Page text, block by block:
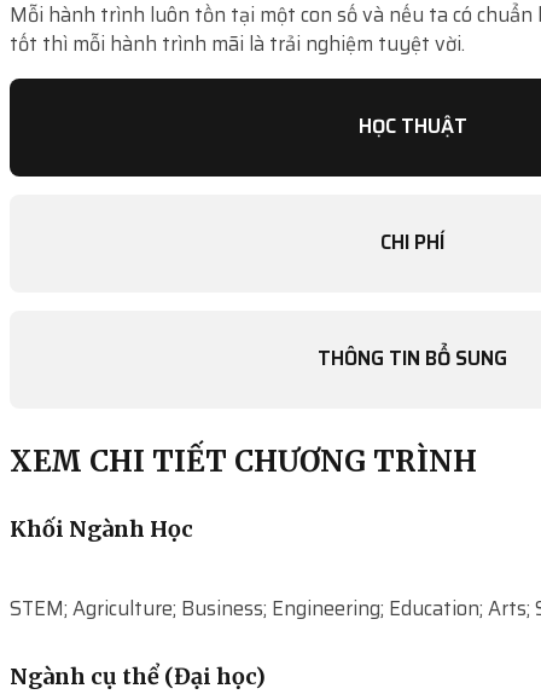
Mỗi hành trình luôn tồn tại một con số và nếu ta có chuẩn
tốt thì mỗi hành trình mãi là trải nghiệm tuyệt vời.
HỌC THUẬT
CHI PHÍ
THÔNG TIN BỔ SUNG
XEM CHI TIẾT CHƯƠNG TRÌNH
Khối Ngành Học
STEM; Agriculture; Business; Engineering; Education; Arts;
Ngành cụ thể (Đại học)